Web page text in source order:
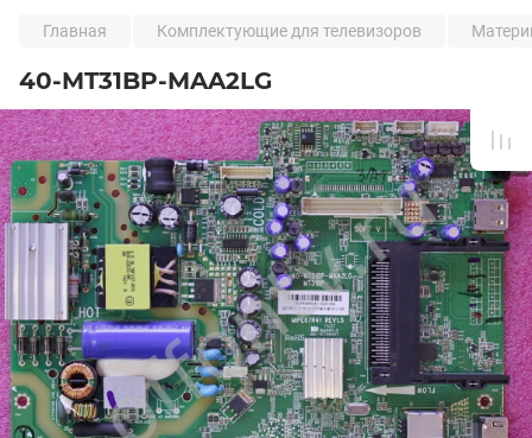
Главная Комплектующие для телевизоров
40-MT31BP-MAA2LG